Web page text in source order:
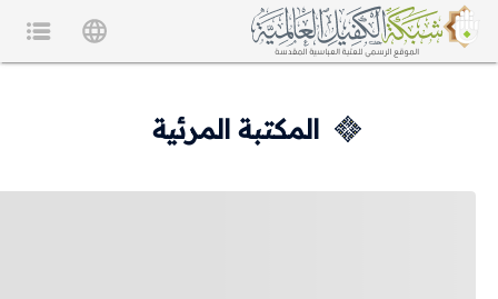
المكتبة المرئية